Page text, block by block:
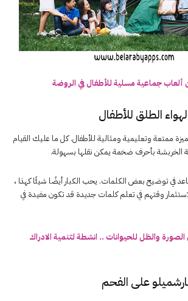
ممتعة وتعليمية ومثالية للأطفال. كل ما عليك القيام
الخربشة بأحرف ضخمة يمكن نقلها بسهولة.
في توضيح بعض الكلمات. يحب الكبار أيضًا شيئًا كهذا ،
وقتهم في تعلم كلمات جديدة قد تكون مفيدة في
الصورة والظل للحيوانات .. انشطة لتنمية الادراك